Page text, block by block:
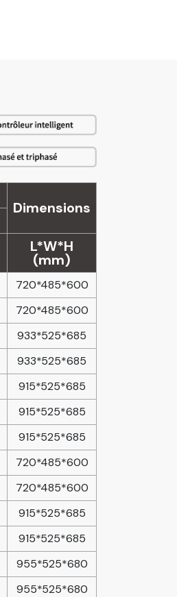
Dimensions
L*W*H
(mm)
720*485*600
720*485*600
933*525*685
933*525*685
915*525*685
915*525*685
915*525*685
720*485*600
720*485*600
915*525*685
915*525*685
955*525*680
955*525*680